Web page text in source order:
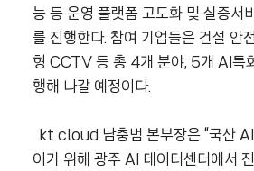
능 등 운영 플랫폼 고도화 및 실증서
를 진행한다. 참여 기업들은 건설 안
형 CCTV 등 총 4개 분야, 5개 AI특
행해 나갈 예정이다.
kt cloud 남충범 본부장은 “국산
이기 위해 광주 AI 데이터센터에서